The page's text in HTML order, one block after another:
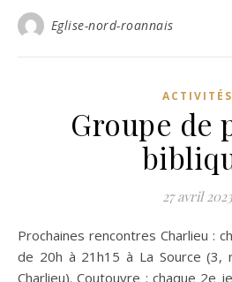
Eglise-nord-roannais
ACTIVITÉS
Groupe de
27 avril 2023
Prochaines rencontres Charlieu : chaque 4e mardi du mois,
de 20h à 21h15 à La Source (3,
Charlieu). Coutouvre : chaque 2e